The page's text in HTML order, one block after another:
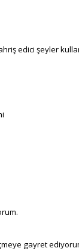
edici şeyler
gayret